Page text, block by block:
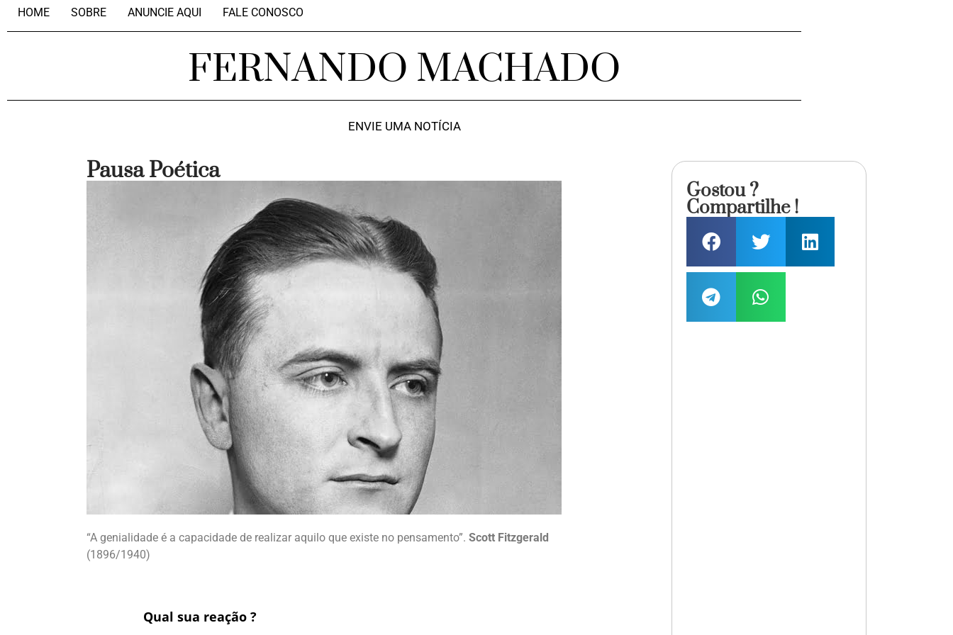
HOME SOBRE ANUNCIE AQUI FALE CONOSCO
FERNANDO MACHADO
ENVIE UMA NOTÍCIA
Pausa Poética
“A genialidade é a capacidade de realizar aquilo que existe no pensamento”. Scott Fitzgerald
(1896/1940)
Qual sua reação ?
Gostou ?
Compartilhe !